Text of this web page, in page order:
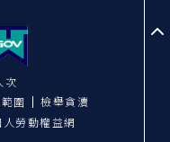
次
圍
檢舉貪瀆
勞動權益網
至